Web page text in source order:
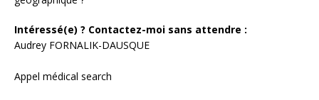
Intéressé(e) ? Contactez-moi sans attendre :
Audrey FORNALIK-DAUSQUE
Appel médical search